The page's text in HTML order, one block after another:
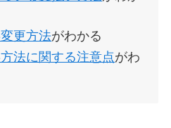
更方法がわかる
法に関する注意点がわ